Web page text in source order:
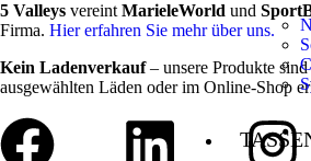
5 Valleys vereint MarieleWorld und
Firma. Hier erfahren Sie mehr über uns.
Kein Ladenverkauf– unsere Produkte
ausgewählten Läden oder im Online-Shop